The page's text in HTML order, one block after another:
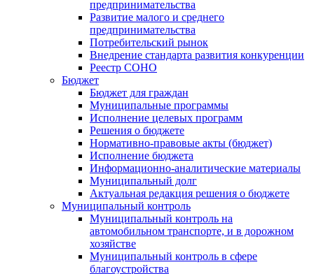
предпринимательства
Развитие малого и среднего
предпринимательства
Потребительский рынок
Внедрение стандарта развития конкуренции
Реестр СОНО
Бюджет
Бюджет для граждан
Муниципальные программы
Исполнение целевых программ
Решения о бюджете
Нормативно-правовые акты (бюджет)
Исполнение бюджета
Информационно-аналитические материалы
Муниципальный долг
Актуальная редакция решения о бюджете
Муниципальный контроль
Муниципальный контроль на
автомобильном транспорте, и в дорожном
хозяйстве
Муниципальный контроль в сфере
благоустройства